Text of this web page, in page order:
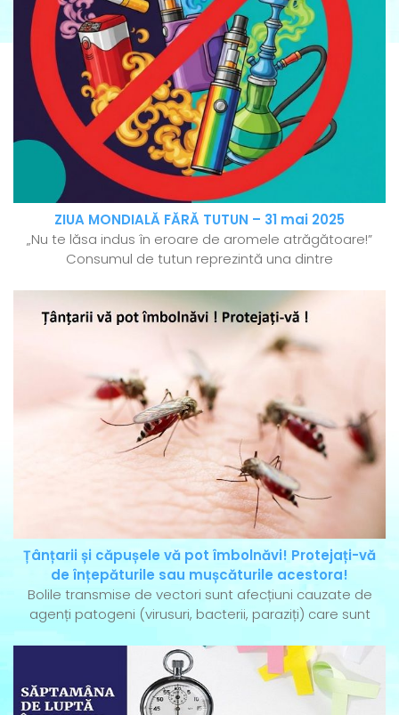
ZIUA MONDIALĂ FĂRĂ TUTUN – 31 mai 2025
„Nu te lăsa indus în eroare de aromele atrăgătoare!”
Consumul de tutun reprezintă una dintre
Țânțarii și căpușele vă pot îmbolnăvi! Protejați-vă
de înțepăturile sau mușcăturile acestora!
Bolile transmise de vectori sunt afecțiuni cauzate de
agenți patogeni (virusuri, bacterii, paraziți) care sunt